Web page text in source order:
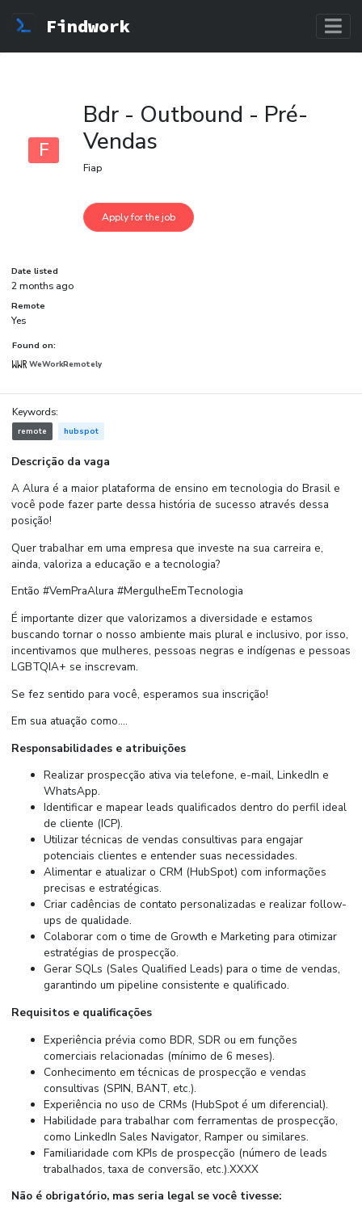
Findwork
F
Bdr - Outbound - Pré-
Vendas
Fiap
Date listed
2 months ago
Remote
Yes
Found on:
WeWorkRemotely
Keywords:
remote hubspot
Descrição da vaga
A Alura é a maior plataforma de ensino em tecnologia do Brasil e
você pode fazer parte dessa história de sucesso através dessa
posição!
Quer trabalhar em uma empresa que investe na sua carreira e,
ainda, valoriza a educação e a tecnologia?
Então #VemPraAlura #MergulheEmTecnologia
É importante dizer que valorizamos a diversidade e estamos
buscando tornar o nosso ambiente mais plural e inclusivo, por isso,
incentivamos que mulheres, pessoas negras e indígenas e pessoas
LGBTQIA+ se inscrevam.
Se fez sentido para você, esperamos sua inscrição!
Em sua atuação como....
Responsabilidades e atribuições
Realizar prospecção ativa via telefone, e-mail, LinkedIn e
WhatsApp.
Identificar e mapear leads qualificados dentro do perfil ideal
de cliente (ICP).
Utilizar técnicas de vendas consultivas para engajar
potenciais clientes e entender suas necessidades.
Alimentar e atualizar o CRM (HubSpot) com informações
precisas e estratégicas.
Criar cadências de contato personalizadas e realizar follow-
ups de qualidade.
Colaborar com o time de Growth e Marketing para otimizar
estratégias de prospecção.
Gerar SQLs (Sales Qualified Leads) para o time de vendas,
garantindo um pipeline consistente e qualificado.
Requisitos e qualificações
Experiência prévia como BDR, SDR ou em funções
comerciais relacionadas (mínimo de 6 meses).
Conhecimento em técnicas de prospecção e vendas
consultivas (SPIN, BANT, etc.).
Experiência no uso de CRMs (HubSpot é um diferencial).
Habilidade para trabalhar com ferramentas de prospecção,
como LinkedIn Sales Navigator, Ramper ou similares.
Familiaridade com KPIs de prospecção (número de leads
trabalhados, taxa de conversão, etc.).XXXX
Não é obrigatório, mas seria legal se você tivesse: